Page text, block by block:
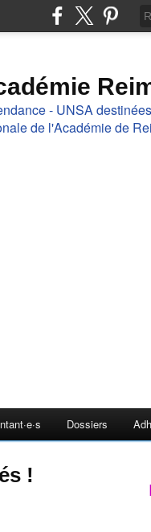
- UNSA
de l'Académie de
Dossiers
!